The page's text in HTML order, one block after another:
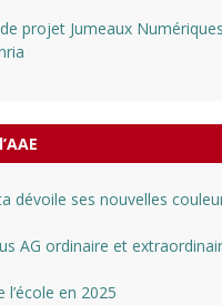
projet Jumeaux
dévoile ses nouvelles
AG ordinaire et
en 2025